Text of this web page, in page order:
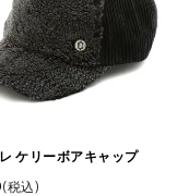
ケリーボアキャップ
税込